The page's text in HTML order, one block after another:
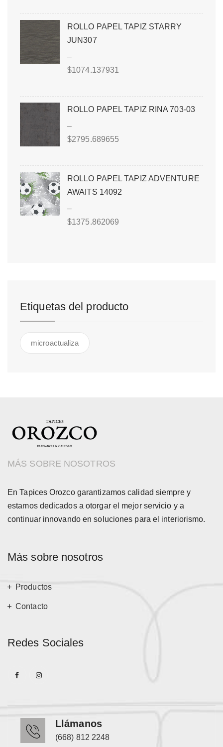
ROLLO PAPEL TAPIZ STARRY
JUN307
–
$1074.137931
ROLLO PAPEL TAPIZ RINA 703-03
–
$2795.689655
ROLLO PAPEL TAPIZ ADVENTURE
AWAITS 14092
–
$1375.862069
Etiquetas del producto
microactualiza
MÁS SOBRE NOSOTROS
En Tapices Orozco garantizamos calidad siempre y
estamos dedicados a otorgar el mejor servicio y a
continuar innovando en soluciones para el interiorismo.
Más sobre nosotros
Productos
Contacto
Redes Sociales
Llámanos
(668) 812 2248